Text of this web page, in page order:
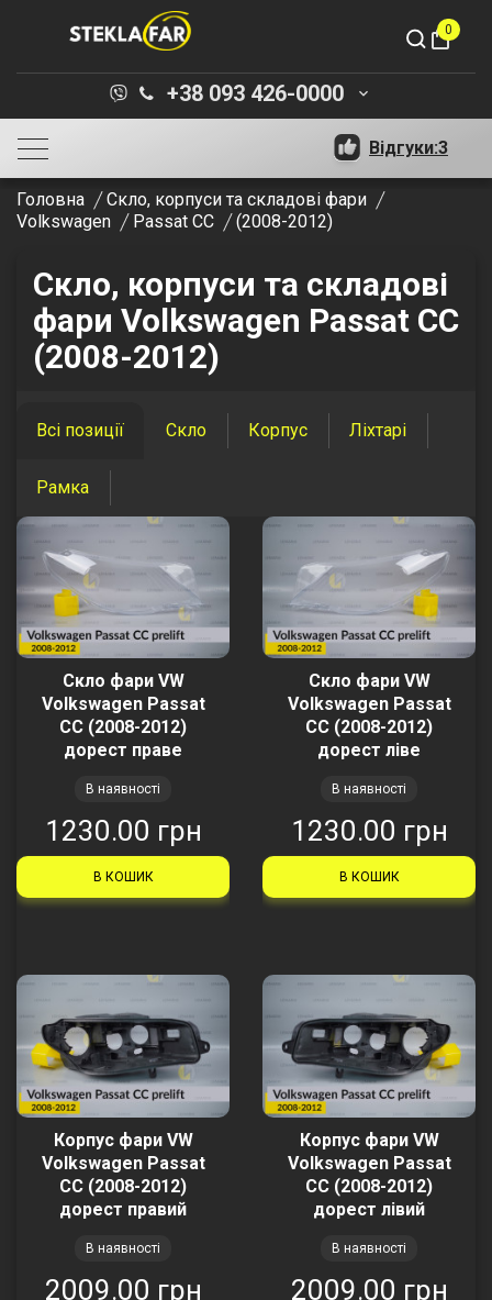
shopping_bag
0
+38 093 426-0000 keyboard_arrow_down
Відгуки:3
Головна
Скло, корпуси та складові фари
Volkswagen
Passat CC (2008-2012)
Скло, корпуси та складові
фари Volkswagen Passat CC
(2008-2012)
Всі позиції Скло Корпус Ліхтарі
Рамка
Скло фари VW
Volkswagen Passat
CC (2008-2012)
дорест праве
В наявності
1230.00 грн
В КОШИК
Скло фари VW
Volkswagen Passat
CC (2008-2012)
дорест ліве
В наявності
1230.00 грн
В КОШИК
Корпус фари VW
Volkswagen Passat
CC (2008-2012)
дорест правий
В наявності
2009.00 грн
Корпус фари VW
Volkswagen Passat
CC (2008-2012)
дорест лівий
В наявності
2009.00 грн